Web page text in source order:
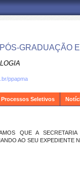
GRADUAÇÃO
ppapma
Processos Seletivos
QUE A
AO SEU EXPEDIENTE